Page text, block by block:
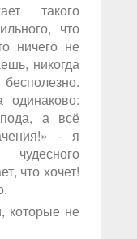
такого
что
ничего не
никогда
одинаково:
а всё
- я
что хочет!
которые не